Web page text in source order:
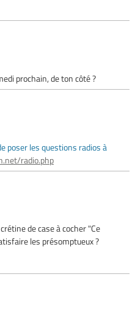
prochain, de ton côté ?
poser les questions radios à
radio.php
de case à cocher "Ce
les présomptueux ?